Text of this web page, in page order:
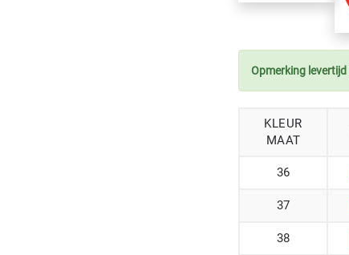
Opmerking levertijd
KLEUR
MAAT
36
37
38